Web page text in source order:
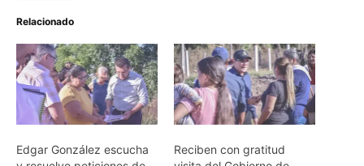
Relacionado
Edgar González escucha
Reciben con gratitud